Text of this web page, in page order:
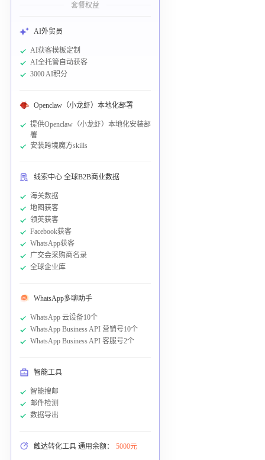
套餐权益
AI外贸员
AI获客模板定制
AI全托管自动获客
3000 AI积分
Openclaw（小龙虾）本地化部署
提供Openclaw（小龙虾）本地化安装部
署
安装跨境魔方skills
线索中心 全球B2B商业数据
海关数据
地图获客
领英获客
Facebook获客
WhatsApp获客
广交会采购商名录
全球企业库
WhatsApp多聊助手
WhatsApp 云设备10个
WhatsApp Business API 营销号10个
WhatsApp Business API 客服号2个
智能工具
智能搜邮
邮件检测
数据导出
触达转化工具 通用余额： 5000元